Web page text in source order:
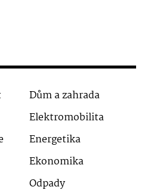
Dům a zahrada
Elektromobilita
Energetika
Ekonomika
Odpady